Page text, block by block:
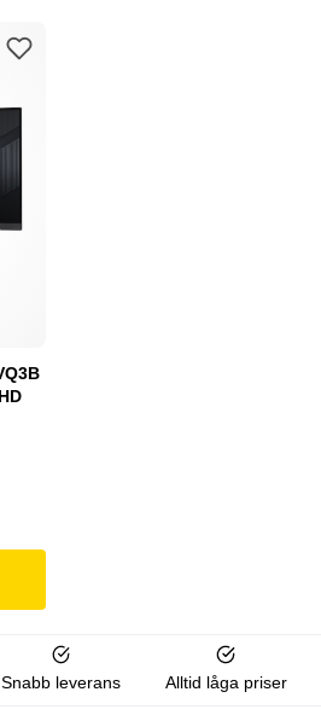
Snabb leverans Alltid låga priser